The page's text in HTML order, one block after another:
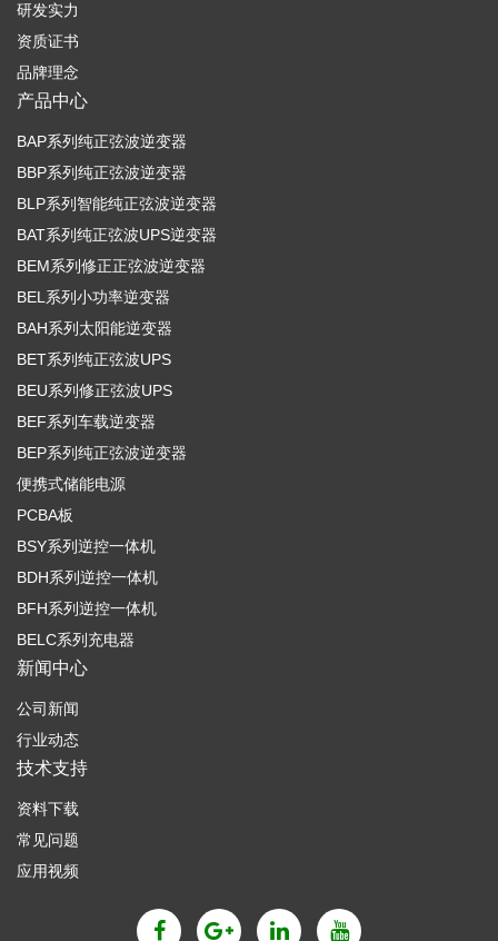
研发实力
资质证书
品牌理念
产品中心
BAP系列纯正弦波逆变器
BBP系列纯正弦波逆变器
BLP系列智能纯正弦波逆变器
BAT系列纯正弦波UPS逆变器
BEM系列修正正弦波逆变器
BEL系列小功率逆变器
BAH系列太阳能逆变器
BET系列纯正弦波UPS
BEU系列修正弦波UPS
BEF系列车载逆变器
BEP系列纯正弦波逆变器
便携式储能电源
PCBA板
BSY系列逆控一体机
BDH系列逆控一体机
BFH系列逆控一体机
BELC系列充电器
新闻中心
公司新闻
行业动态
技术支持
资料下载
常见问题
应用视频